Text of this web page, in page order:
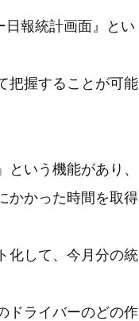
日報統計画面』とい
把握することが可能
いう機能があり、
かかった時間を取得
化して、今月分の統
ドライバーのどの作